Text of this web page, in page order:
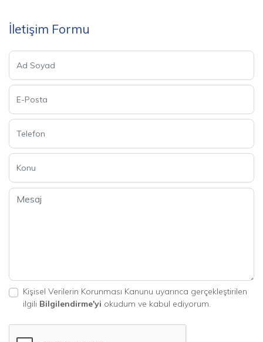
İletişim Formu
Kişisel Verilerin Korunması Kanunu uyarınca gerçekleştirilen
ilgili Bilgilendirme'yi okudum ve kabul ediyorum.